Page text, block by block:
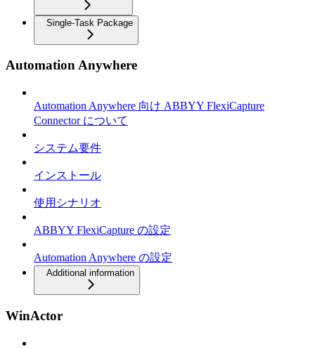
Single-Task Package
Automation Anywhere
Automation Anywhere 向け ABBYY FlexiCapture
Connector について
システム要件
インストール
使用シナリオ
ABBYY FlexiCapture の設定
Automation Anywhere の設定
Additional information
WinActor